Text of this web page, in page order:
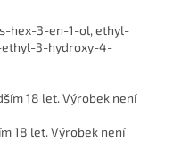
hex-3-en-1-ol, ethyl-
3-hydroxy-4-
18 let. Výrobek není